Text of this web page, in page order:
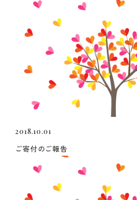
2018.10.01
ご寄付のご報告